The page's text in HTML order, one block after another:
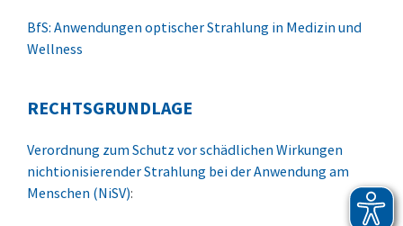
BfS: Anwendungen optischer Strahlung in Medizin und
Wellness
RECHTSGRUNDLAGE
Verordnung zum Schutz vor schädlichen Wirkungen
nichtionisierender Strahlung bei der Anwendung am
Menschen (NiSV):